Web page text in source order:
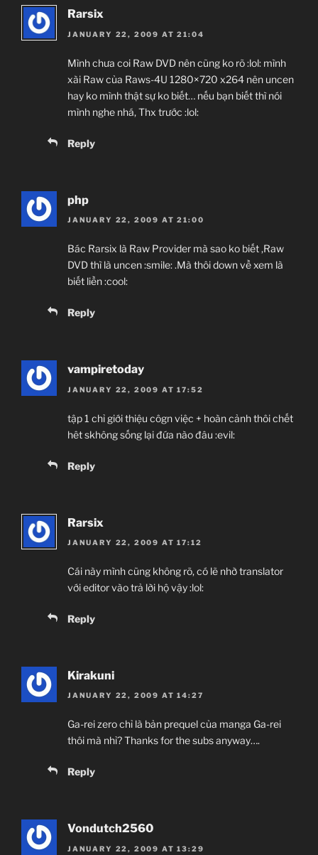
Rarsix
JANUARY 22, 2009 AT 21:04
Mình chưa coi Raw DVD nên cũng ko rõ :lol: mình
xài Raw của Raws-4U 1280×720 x264 nên uncen
hay ko mình thật sự ko biết… nếu bạn biết thì nói
mình nghe nhá, Thx trước :lol:
Reply
php
JANUARY 22, 2009 AT 21:00
Bác Rarsix là Raw Provider mà sao ko biết ,Raw
DVD thì là uncen :smile: .Mà thôi down về xem là
biết liền :cool:
Reply
vampiretoday
JANUARY 22, 2009 AT 17:52
tập 1 chỉ giới thiệu côgn việc + hoàn cảnh thôi chết
hêt skhông sống lại đứa nào đâu :evil:
Reply
Rarsix
JANUARY 22, 2009 AT 17:12
Cái này mình cũng không rõ, có lẽ nhờ translator
với editor vào trả lời hộ vậy :lol:
Reply
Kirakuni
JANUARY 22, 2009 AT 14:27
Ga-rei zero chỉ là bản prequel của manga Ga-rei
thôi mà nhỉ? Thanks for the subs anyway….
Reply
Vondutch2560
JANUARY 22, 2009 AT 13:29